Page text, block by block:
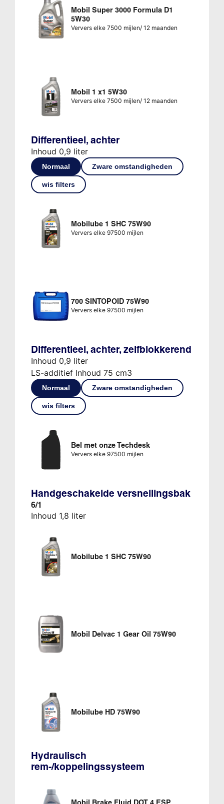
Mobil Super 3000 Formula D1
5W30
Ververs elke 7500 mijlen/ 12 maanden
Mobil 1 x1 5W30
Ververs elke 7500 mijlen/ 12 maanden
Differentieel, achter
Inhoud 0,9 liter
Normaal Zware omstandigheden
wis filters
Mobilube 1 SHC 75W90
Ververs elke 97500 mijlen
700 SINTOPOID 75W90
Ververs elke 97500 mijlen
Differentieel, achter, zelfblokkerend
Inhoud 0,9 liter
LS-additief Inhoud 75 cm3
Normaal Zware omstandigheden
wis filters
Bel met onze Techdesk
Ververs elke 97500 mijlen
Handgeschakelde versnellingsbak
6/1
Inhoud 1,8 liter
Mobilube 1 SHC 75W90
Mobil Delvac 1 Gear Oil 75W90
Mobilube HD 75W90
Hydraulisch
rem-/koppelingssysteem